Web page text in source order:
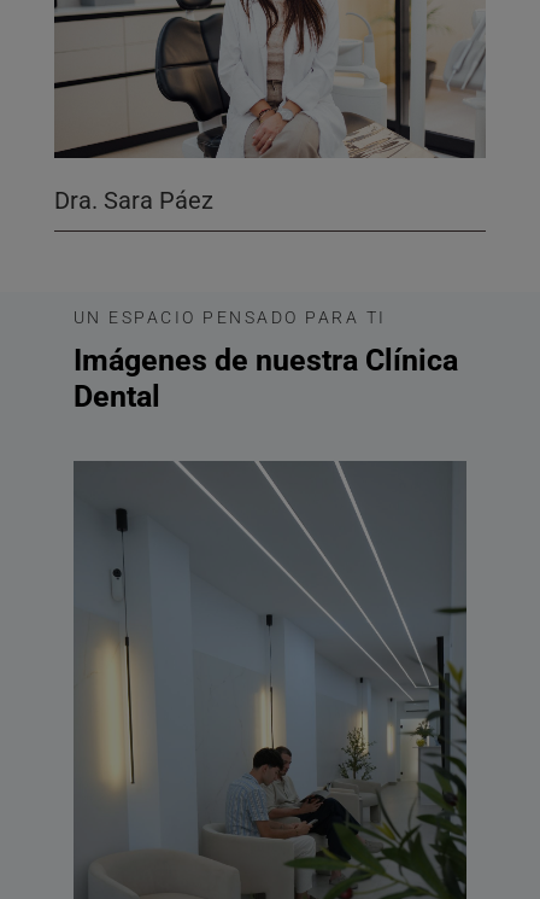
Dra. Sara Páez
UN ESPACIO PENSADO PARA TI
Imágenes de nuestra Clínica
Dental